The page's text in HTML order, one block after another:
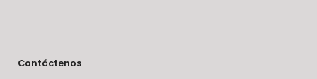
Contáctenos